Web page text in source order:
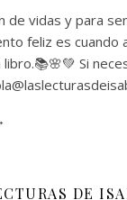
de vidas y para
feliz es cuando
Si
DE